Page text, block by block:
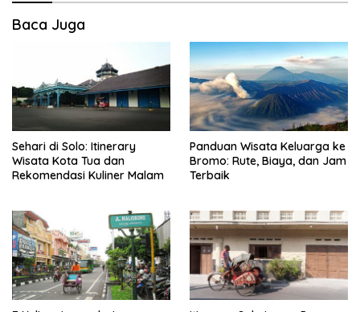
Baca Juga
Sehari di Solo: Itinerary
Wisata Kota Tua dan
Rekomendasi Kuliner Malam
Panduan Wisata Keluarga ke
Bromo: Rute, Biaya, dan Jam
Terbaik